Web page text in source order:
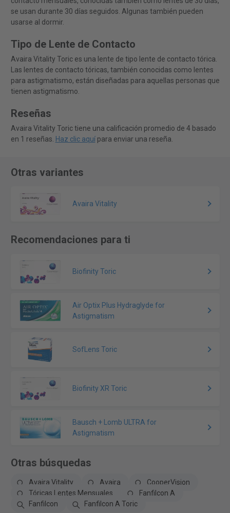
se usan durante 30 días seguidos. Algunas también pueden
usarse al dormir.
Tipo de Lente de Contacto
Avaira Vitality Toric es una lente de tipo lente de contacto tórica.
Las lentes de contacto tóricas, también conocidas como lentes
para astigmatismo, están diseñadas para aquellas personas que
tienen astigmatismo.
Reseñas
Avaira Vitality Toric tiene una calificación promedio de 4 basado
en 1 reseñas. Haz clic aquípara enviar una reseña.
Otras variantes
Avaira Vitality
Recomendaciones para ti
Biofinity Toric
Air Optix Plus Hydraglyde for
Astigmatism
SofLens Toric
Biofinity XR Toric
Bausch + Lomb ULTRA for
Astigmatism
Otras búsquedas
Avaira Vitality Avaira
CooperVision
Tóricas Lentes Mensuales
Fanfilcon A
Fanfilcon
Fanfilcon A Toric